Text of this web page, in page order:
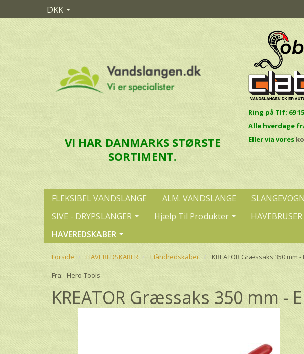
DKK
VI HAR DANMARKS STØRSTE
SORTIMENT.
Ring på Tlf: 69
Alle hverdage
Eller via vores
FLEKSIBEL VANDSLANGE ALM. VANDSLANGE SLANGEVOGN
SIVE - DRYPSLANGER
Hjælp Til Produkter
HAVEREDSKABER
Forside HAVEREDSKABER Håndredskaber KREATOR Græssaks 350 mm
Fra: Hero-Tools
KREATOR Græssaks 350 mm -